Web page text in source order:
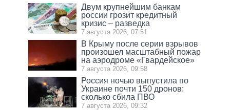
Двум крупнейшим банкам
россии грозит кредитный
кризис – разведка
7 августа 2026, 07:51
В Крыму после серии взрывов
произошел масштабный пожар
на аэродроме «Гвардейское»
7 августа 2026, 09:58
Россия ночью выпустила по
Украине почти 150 дронов:
сколько сбила ПВО
7 августа 2026, 09:32